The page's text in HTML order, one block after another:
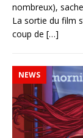
nombreux),
La sortie du film
coup de […]
NEWS